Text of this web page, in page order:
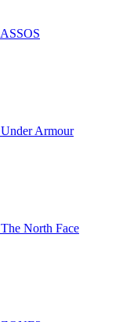
ASSOS
Under Armour
The North Face